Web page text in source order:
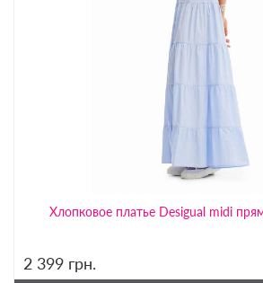
Хлопковое платье Desigual midi
2 399 грн.